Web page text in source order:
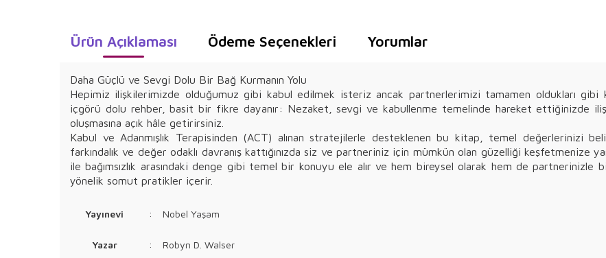
Ürün Açıklaması Ödeme Seçenekleri Yorumlar
Daha Güçlü ve Sevgi Dolu Bir Bağ Kurmanın Yolu
Hepimiz ilişkilerimizde olduğumuz gibi kabul edilmek isteriz ancak partnerlerimizi tamamen oldukları
içgörü dolu rehber, basit bir fikre dayanır: Nezaket, sevgi ve kabullenme temelinde hareket ettiğinizde
oluşmasına açık hâle getirirsiniz.
Kabul ve Adanmışlık Terapisinden (ACT) alınan stratejilerle desteklenen bu kitap, temel değerlerinizi
farkındalık ve değer odaklı davranış kattığınızda siz ve partneriniz için mümkün olan güzelliği keşfetmenize
ile bağımsızlık arasındaki denge gibi temel bir konuyu ele alır ve hem bireysel olarak hem de
yönelik somut pratikler içerir.
Yayınevi : Nobel Yaşam
Yazar : Robyn D. Walser